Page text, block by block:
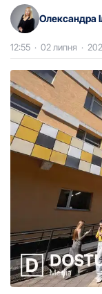
Олександра
12:55 · 02 липня ·